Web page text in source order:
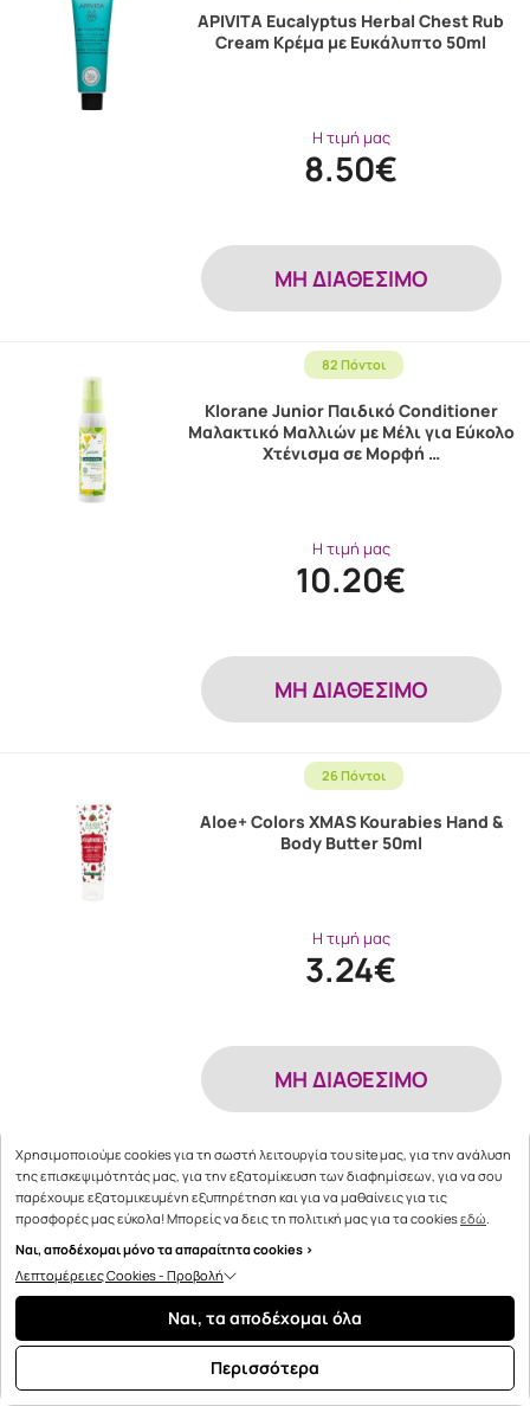
APIVITA Eucalyptus Herbal Chest Rub
Cream Κρέμα με Ευκάλυπτο 50ml
Η τιμή μας
8.50€
MH ΔΙΑΘΕΣΙΜΟ
82 Πόντοι
Klorane Junior Παιδικό Conditioner
Μαλακτικό Μαλλιών με Μέλι για Εύκολο
Χτένισμα σε Μορφή …
Η τιμή μας
10.20€
MH ΔΙΑΘΕΣΙΜΟ
26 Πόντοι
Aloe+ Colors XMAS Kourabies Hand &
Body Butter 50ml
Η τιμή μας
3.24€
MH ΔΙΑΘΕΣΙΜΟ
95 Πόντοι
Aloe+ Colors XMAS PROMO Missy Merida
με Body cream Sugarlicious 100ml & Eau
De Toilette Su …
Η τιμή μας
11.80€
Χρησιμοποιούμε cookies για τη σωστή λειτουργία του site μας, για την ανάλυση
της επισκεψιμότητάς μας, για την εξατομίκευση των διαφημίσεων, για να σου
παρέχουμε εξατομικευμένη εξυπηρέτηση και για να μαθαίνεις για τις
προσφορές μας εύκολα! Μπορείς να δεις τη πολιτική μας για τα cookiesεδώ.
Ναι, αποδέχομαι μόνο τα απαραίτητα cookies >
Λεπτομέρειες Cookies - Προβολή
Ναι, τα αποδέχομαι όλα
Περισσότερα